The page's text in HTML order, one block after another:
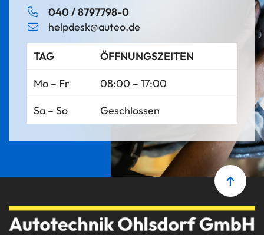
040 / 8797798-0
helpdesk@auteo.de
TAG
ÖFFNUNGSZEITEN
Mo – Fr
08:00 – 17:00
Sa – So
Geschlossen